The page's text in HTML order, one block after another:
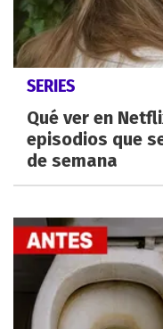
SERIES
Qué ver en
episodios que
de semana